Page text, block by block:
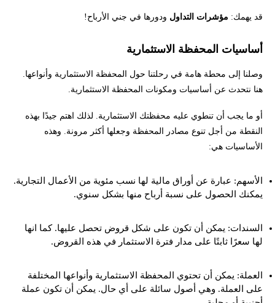
قد يهمك: مؤشرات التداول ودورها في جني الأرباح!
أساسيات المحفظة الاستثمارية
وصلنا إلى محطة هامة في رحلتنا حول المحفظة الاستثمارية وأنواعها.
هنا نتحدث عن أساسيات ومكونات المحفظة الاستثمارية.
أو ما يجب أن تنطوي عليه محفظتك الاستثمارية. لذلك اهتم جيدًا بهذه
النقطة من أجل تنوع مصادر المحفظة وجعلها أكثر مرونة. وهذه
الأساسيات هي:
الأسهم: عبارة عن أوراق مالية لها نسب مئوية من الأعمال التجارية.
يمكنك الحصول على نسبة أرباح منها بشكل سنوي.
السندات: يمكن أن تكون على شكل قروض تحصل عليها. كما انها
لها سعرًا ثابتًا على مدار فترة الاستثمار في هذه القروض.
العملة: يمكن أن تحتوي المحفظة الاستثمارية وأنواعها المختلفة
على العملة. وهي أصول سائلة على أي حال. يمكن أن تكون عملة